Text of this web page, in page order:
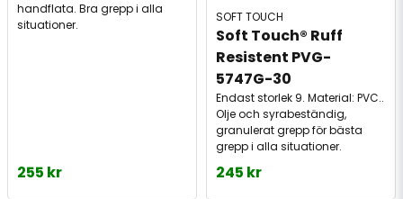
handflata. Bra grepp i alla
situationer.
255 kr
SOFT TOUCH
Soft Touch® Ruff
Resistent PVG-
5747G-30
Endast storlek 9. Material: PVC..
Olje och syrabeständig,
granulerat grepp för bästa
grepp i alla situationer.
245 kr